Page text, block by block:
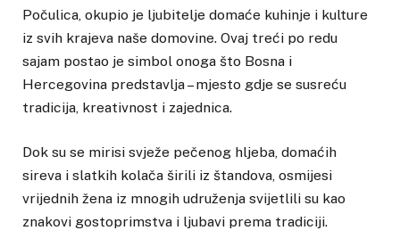
Počulica, okupio je ljubitelje domaće kuhinje i kulture
iz svih krajeva naše domovine. Ovaj treći po redu
sajam postao je simbol onoga što Bosna i
Hercegovina predstavlja – mjesto gdje se susreću
tradicija, kreativnost i zajednica.
Dok su se mirisi svježe pečenog hljeba, domaćih
sireva i slatkih kolača širili iz štandova, osmijesi
vrijednih žena iz mnogih udruženja svijetlili su kao
znakovi gostoprimstva i ljubavi prema tradiciji.